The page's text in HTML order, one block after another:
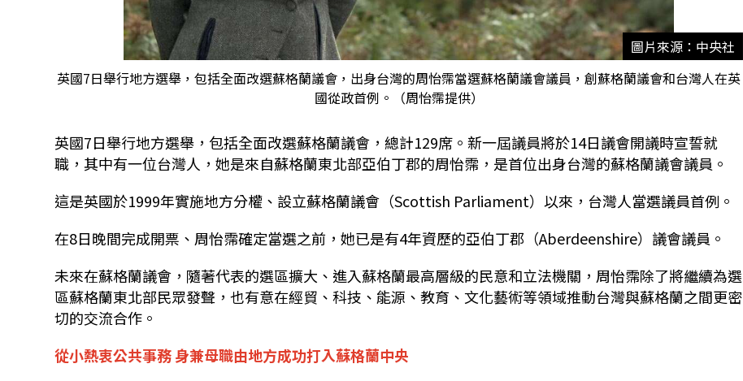
圖片來源：中央社
英國7日舉行地方選舉，包括全面改選蘇格蘭議會，出身台灣的周怡霈當選蘇格蘭議會議員，創蘇格蘭議會和台灣人在英
國從政首例。（周怡霈提供）
英國7日舉行地方選舉，包括全面改選蘇格蘭議會，總計129席。新一屆議員將於14日議會開議時宣誓就
職，其中有一位台灣人，她是來自蘇格蘭東北部亞伯丁郡的周怡霈，是首位出身台灣的蘇格蘭議會議員。
這是英國於1999年實施地方分權、設立蘇格蘭議會（Scottish Parliament）以來，台灣人當選議員首例。
在8日晚間完成開票、周怡霈確定當選之前，她已是有4年資歷的亞伯丁郡（Aberdeenshire）議會議員。
未來在蘇格蘭議會，隨著代表的選區擴大、進入蘇格蘭最高層級的民意和立法機關，周怡霈除了將繼續為選
區蘇格蘭東北部民眾發聲，也有意在經貿、科技、能源、教育、文化藝術等領域推動台灣與蘇格蘭之間更密
切的交流合作。
從小熱衷公共事務 身兼母職由地方成功打入蘇格蘭中央